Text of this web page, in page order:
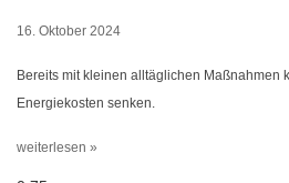
16. Oktober 2024
Bereits mit kleinen alltäglichen Maßnahmen
Energiekosten senken.
weiterlesen »